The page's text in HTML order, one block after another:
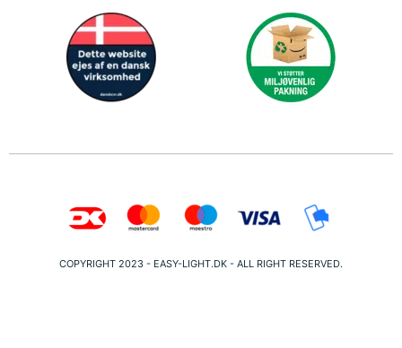
COPYRIGHT 2023 - EASY-LIGHT.DK - ALL RIGHT RESERVED.